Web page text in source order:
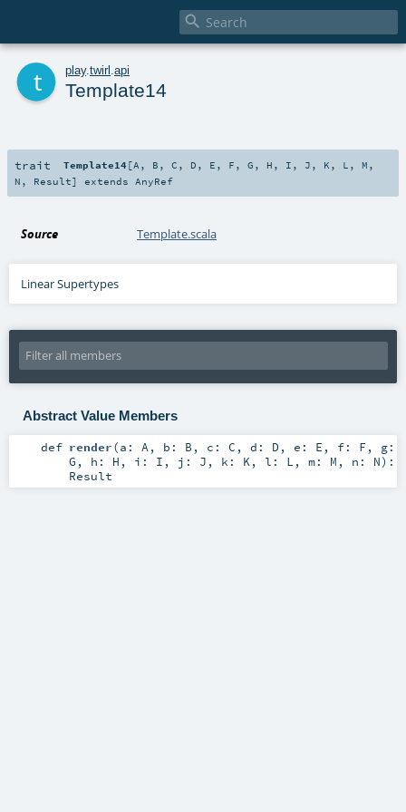

play. twirl api
Template14
trait Template14[A , B ,C , D , E , F ,G , H , I , J , K , L , M ,
N , Result] extends AnyRef
Source Template.scala
Linear Supertypes
Abstract Value Members
def render(a: A, b: B , c: C , d: D, e: E , f: F , g:
G , h: H , i: I , j: J , k: K, l: L , m: M , n: N) :
Result